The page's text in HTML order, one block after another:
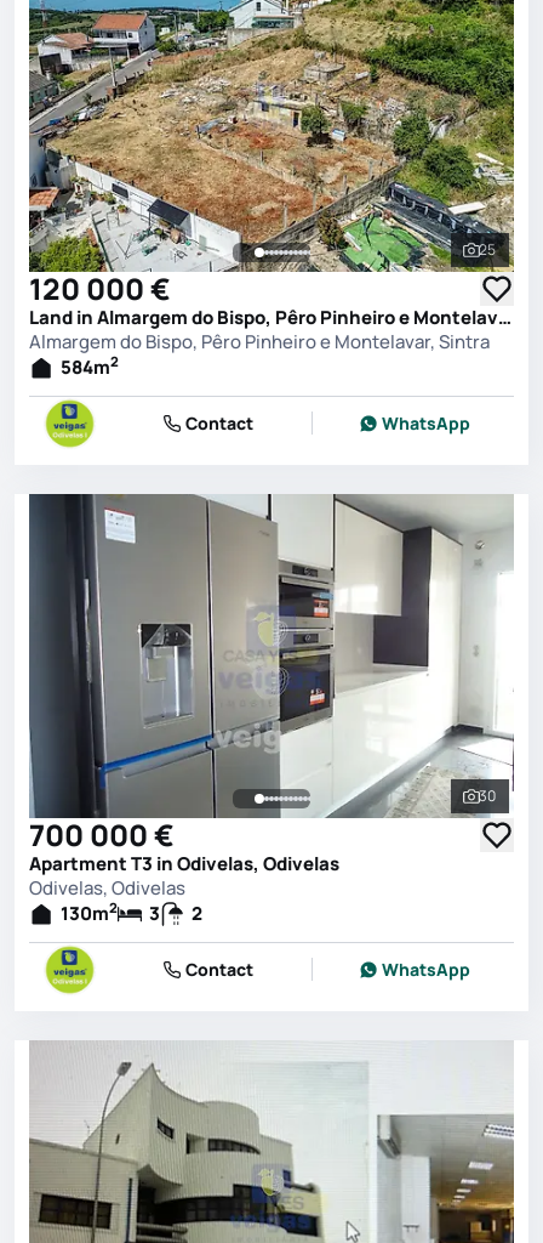
See all
25
120 000 €
Land in Almargem do Bispo, Pêro Pinheiro e Montelavar, Sintra
Almargem do Bispo, Pêro Pinheiro e Montelavar, Sintra
584m2
Contact WhatsApp
See all
30
700 000 €
Apartment T3 in Odivelas, Odivelas
Odivelas, Odivelas
130m2 3 2
Contact WhatsApp